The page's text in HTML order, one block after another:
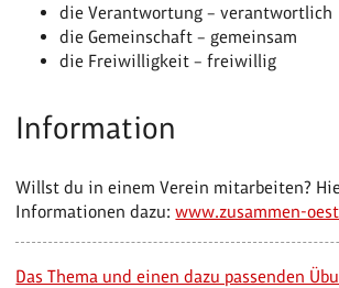
die Verantwortung – verantwortlich
die Gemeinschaft – gemeinsam
die Freiwilligkeit – freiwillig
Information
Willst du in einem Verein mitarbeiten?
Informationen dazu:www.zusammen-
Das Thema und einen dazu passenden